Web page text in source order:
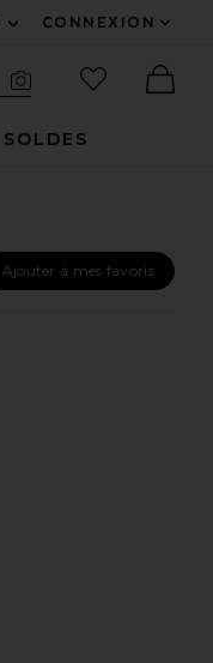
CONNEXION
Recherche
Articles
SOLDES
Ajouter à mes favoris